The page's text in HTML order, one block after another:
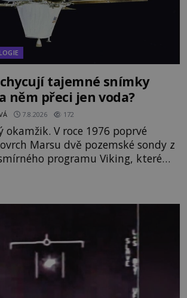
tajemné snímky
něm přeci jen voda?
7.8.2026 172
okamžik. V roce 1976 poprvé
Marsu dvě pozemské sondy z
programu Viking, které
fotografie záhadami
planety. Viking 1 zde zaznamená
totiž zachytí podivný útvar
tvář. NASA (Národní úřad